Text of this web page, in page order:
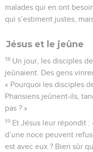
malades qui en ont
qui s’estiment justes,
Jésus et le jeûne
18 Un jour, les disciples
jeûnaient. Des gens
« Pourquoi les disciples
Pharisiens jeûnent-ils,
pas ? »
19 Et Jésus leur répondit :
d’une noce peuvent
est avec eux ? Bien sûr